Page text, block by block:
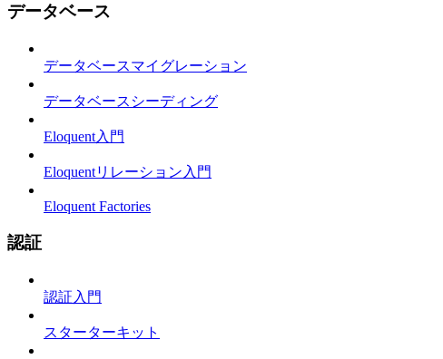
データベース
データベースマイグレーション
データベースシーディング
Eloquent入門
Eloquentリレーション入門
Eloquent Factories
認証
認証入門
スターターキット